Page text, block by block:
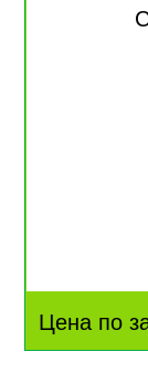
Цена по